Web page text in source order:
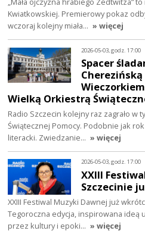
Kwiatkowskiej. Premierowy pokaz
wczoraj kolejny miała… » więcej
2026-05-03, godz. 17:00
Spacer
Wielką Orkiestrą
Radio Szczecin kolejny raz zagrało w
Świątecznej Pomocy. Podobnie jak
literacki. Zwiedzanie… » więcej
2026-05-03, godz. 17:00
XXIII
Szczecinie
XXIII Festiwal Muzyki Dawnej już
Tegoroczna edycja, inspirowana ideą
przez kultury i epoki… » więcej